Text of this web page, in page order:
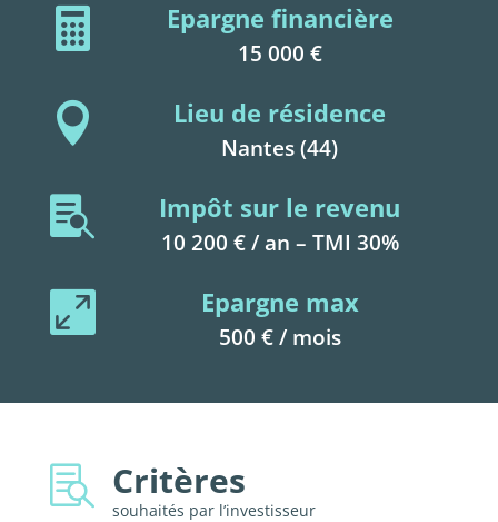
 Epargne financière
15 000 €
 Lieu de résidence
Nantes (44)
 Impôt sur le revenu
10 200 € / an – TMI 30%
 Epargne max
500 € / mois
 Critères
souhaités par l’investisseur